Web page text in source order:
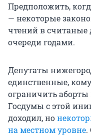
Предположить,
— некоторые
чтений в считаные
очереди годами.
Депутаты
единственные,
ограничить
Госдумы с этой
доходил, но
на местном уровне.